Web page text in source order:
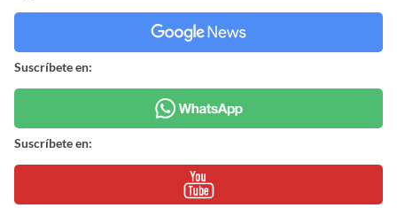
Suscríbete en:
Suscríbete en: